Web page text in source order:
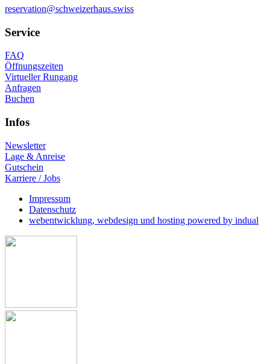
reservation@schweizerhaus.swiss
Service
FAQ
Öffnungszeiten
Virtueller Rungang
Anfragen
Buchen
Infos
Newsletter
Lage & Anreise
Gutschein
Karriere / Jobs
Impressum
Datenschutz
webentwicklung, webdesign und hosting powered by indual